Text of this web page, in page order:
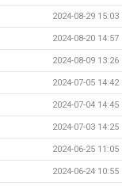
2024-08-29 15:03
2024-08-20 14:57
2024-08-09 13:26
2024-07-05 14:42
2024-07-04 14:45
2024-07-03 14:25
2024-06-25 11:05
2024-06-24 10:55